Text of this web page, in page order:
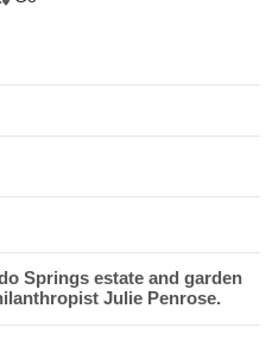
Springs estate and garden
Julie Penrose.